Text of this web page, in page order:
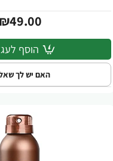
₪49.00
הוסף
האם יש לך